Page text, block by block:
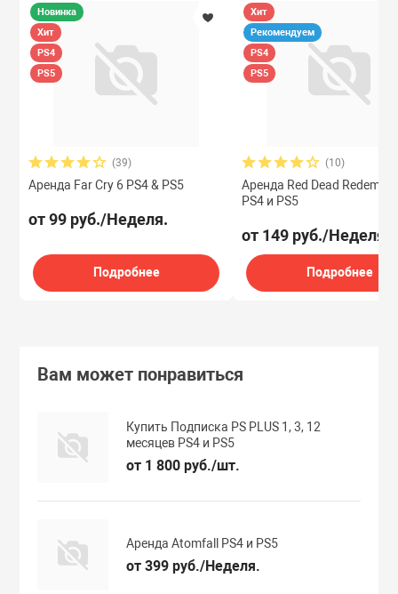
Новинка
Хит
PS4
PS5
(39)
Аренда Far Cry 6 PS4 & PS5
от 99 руб./Неделя.
Подробнее
Хит
Рекомендуем
PS4
PS5
(10)
Аренда Red Dead
PS4 и PS5
от 149 руб./Неделя.
Подробнее
Вам может понравиться
Купить Подписка PS PLUS 1, 3, 12
месяцев PS4 и PS5
от 1 800 руб./шт.
Аренда Atomfall PS4 и PS5
от 399 руб./Неделя.